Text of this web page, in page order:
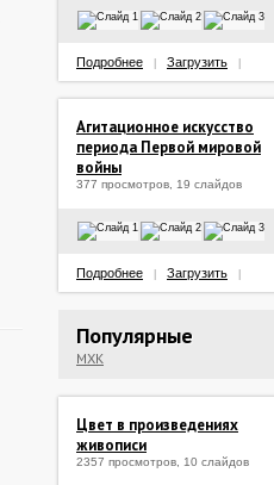
Подробнее Загрузить
Агитационное искусство
периода Первой мировой
войны
377 просмотров, 19 слайдов
Подробнее Загрузить
Популярные
МХК
Цвет в произведениях
живописи
2357 просмотров, 10 слайдов